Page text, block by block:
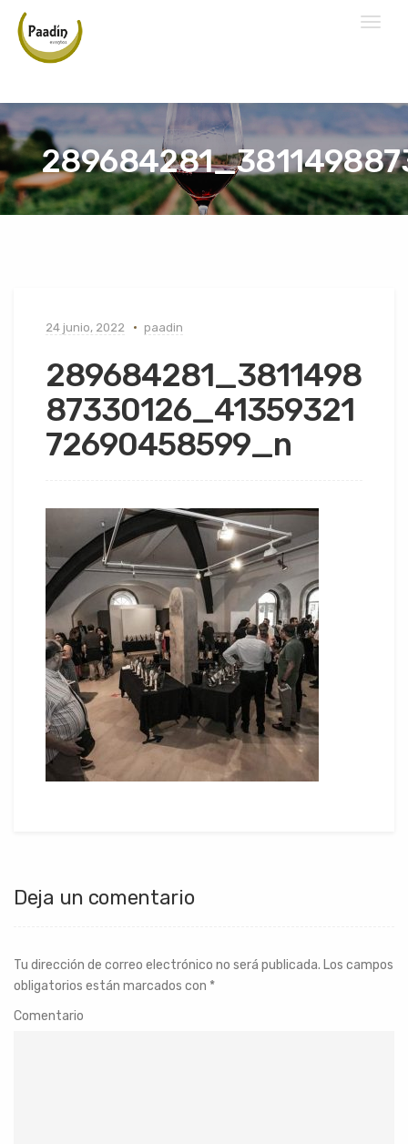
Toggle
24 junio, 2022 paadin
289684281_3811498
87330126_41359321
72690458599_n
Deja un comentario
Tu dirección de correo electrónico no será publicada. Los campos
obligatorios están marcados con *
Comentario